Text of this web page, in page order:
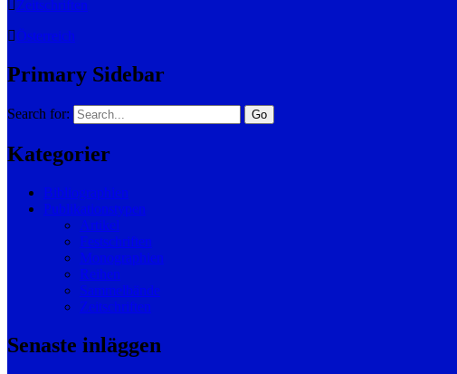
Zeitschriften
Österreich
Primary Sidebar
Search for:
Kategorier
Bibliographien
Publikationstypen
Artikel
Festschriften
Monographien
Reihen
Sammelbände
Zeitschriften
Senaste inläggen